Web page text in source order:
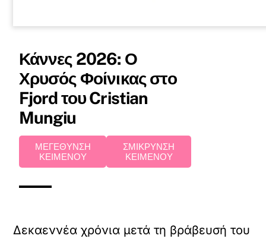
Κάννες 2026: Ο
Χρυσός Φοίνικας στο
Fjord του Cristian
Mungiu
ΜΕΓΕΘΥΝΣΗ
ΚΕΙΜΕΝΟΥ
ΣΜΙΚΡΥΝΣΗ
ΚΕΙΜΕΝΟΥ
Δεκαεννέα χρόνια μετά τη βράβευσή του